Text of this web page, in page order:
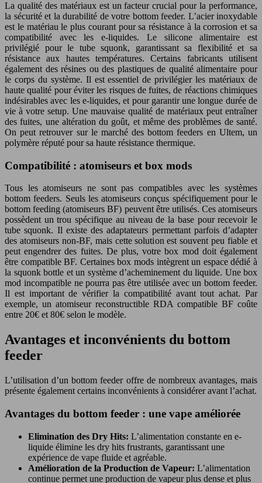
La qualité des matériaux est un facteur crucial pour la performance,
la sécurité et la durabilité de votre bottom feeder. L’acier inoxydable
est le matériau le plus courant pour sa résistance à la corrosion et sa
compatibilité avec les e-liquides. Le silicone alimentaire est
privilégié pour le tube squonk, garantissant sa flexibilité et sa
résistance aux hautes températures. Certains fabricants utilisent
également des résines ou des plastiques de qualité alimentaire pour
le corps du système. Il est essentiel de privilégier les matériaux de
haute qualité pour éviter les risques de fuites, de réactions chimiques
indésirables avec les e-liquides, et pour garantir une longue durée de
vie à votre setup. Une mauvaise qualité de matériaux peut entraîner
des fuites, une altération du goût, et même des problèmes de santé.
On peut retrouver sur le marché des bottom feeders en Ultem, un
polymère réputé pour sa haute résistance thermique.
Compatibilité : atomiseurs et box mods
Tous les atomiseurs ne sont pas compatibles avec les systèmes
bottom feeders. Seuls les atomiseurs conçus spécifiquement pour le
bottom feeding (atomiseurs BF) peuvent être utilisés. Ces atomiseurs
possèdent un trou spécifique au niveau de la base pour recevoir le
tube squonk. Il existe des adaptateurs permettant parfois d’adapter
des atomiseurs non-BF, mais cette solution est souvent peu fiable et
peut engendrer des fuites. De plus, votre box mod doit également
être compatible BF. Certaines box mods intègrent un espace dédié à
la squonk bottle et un système d’acheminement du liquide. Une box
mod incompatible ne pourra pas être utilisée avec un bottom feeder.
Il est important de vérifier la compatibilité avant tout achat. Par
exemple, un atomiseur reconstructible RDA compatible BF coûte
entre 20€ et 80€ selon le modèle.
Avantages et inconvénients du bottom
feeder
L’utilisation d’un bottom feeder offre de nombreux avantages, mais
présente également certains inconvénients à considérer avant l’achat.
Avantages du bottom feeder : une vape améliorée
Elimination des Dry Hits: L’alimentation constante en e-
liquide élimine les dry hits frustrants, garantissant une
expérience de vape fluide et agréable.
Amélioration de la Production de Vapeur: L’alimentation
continue permet une production de vapeur plus dense et plus